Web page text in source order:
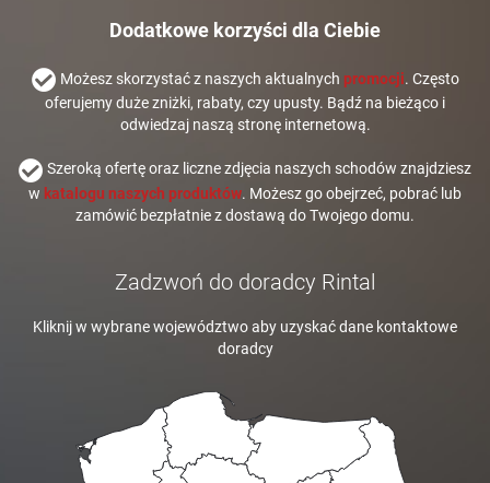
Dodatkowe korzyści dla Ciebie
Możesz skorzystać z naszych aktualnych promocji. Często
oferujemy duże zniżki, rabaty, czy upusty. Bądź na bieżąco i
odwiedzaj naszą stronę internetową.
Szeroką ofertę oraz liczne zdjęcia naszych schodów znajdziesz
w katalogu naszych produktów. Możesz go obejrzeć, pobrać lub
zamówić bezpłatnie z dostawą do Twojego domu.
Zadzwoń do doradcy Rintal
Kliknij w wybrane województwo aby uzyskać dane kontaktowe
doradcy